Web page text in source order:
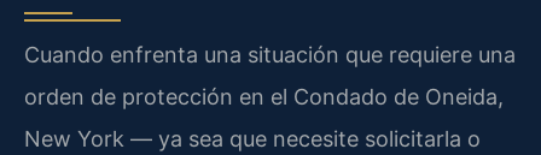
Cuando enfrenta una situación que requiere una
orden de protección en el Condado de Oneida,
New York — ya sea que necesite solicitarla o